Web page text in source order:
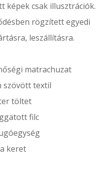
képek csak illusztrációk.
rögzített egyedi
leszállításra.
matrachuzat
szövött textil
töltet
filc
keret